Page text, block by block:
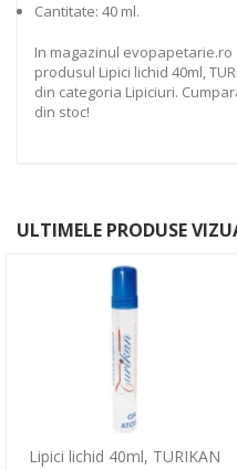
Cantitate: 40 ml.
In magazinul
produsul Lipici lichid 40ml,
din categoria Lipiciuri.
din stoc!
ULTIMELE PRODUSE
Lipici lichid 40ml, TURIKAN